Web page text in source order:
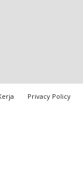
Privacy Policy